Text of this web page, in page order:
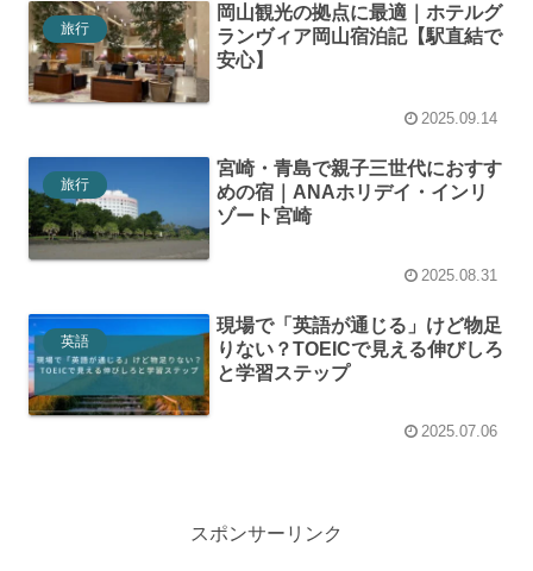
旅行
岡山観光の拠点に最適｜ホテルグ
ランヴィア岡山宿泊記【駅直結で
安心】
2025.09.14
旅行
宮崎・青島で親子三世代におすす
めの宿｜ANAホリデイ・インリ
ゾート宮崎
2025.08.31
英語
現場で「英語が通じる」けど物足
りない？TOEICで見える伸びしろ
と学習ステップ
2025.07.06
スポンサーリンク